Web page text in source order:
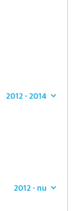
2012 - 2014
2012 - nu